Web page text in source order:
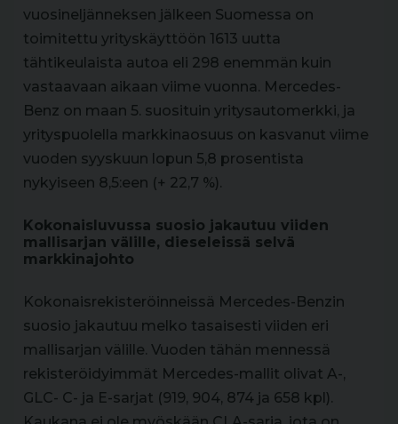
vuosineljänneksen jälkeen Suomessa on
toimitettu yrityskäyttöön 1613 uutta
tähtikeulaista autoa eli 298 enemmän kuin
vastaavaan aikaan viime vuonna. Mercedes-
Benz on maan 5. suosituin yritysautomerkki, ja
yrityspuolella markkinaosuus on kasvanut viime
vuoden syyskuun lopun 5,8 prosentista
nykyiseen 8,5:een (+ 22,7 %).
Kokonaisluvussa suosio jakautuu viiden
mallisarjan välille, dieseleissä selvä
markkinajohto
Kokonaisrekisteröinneissä Mercedes-Benzin
suosio jakautuu melko tasaisesti viiden eri
mallisarjan välille. Vuoden tähän mennessä
rekisteröidyimmät Mercedes-mallit olivat A-,
GLC- C- ja E-sarjat (919, 904, 874 ja 658 kpl).